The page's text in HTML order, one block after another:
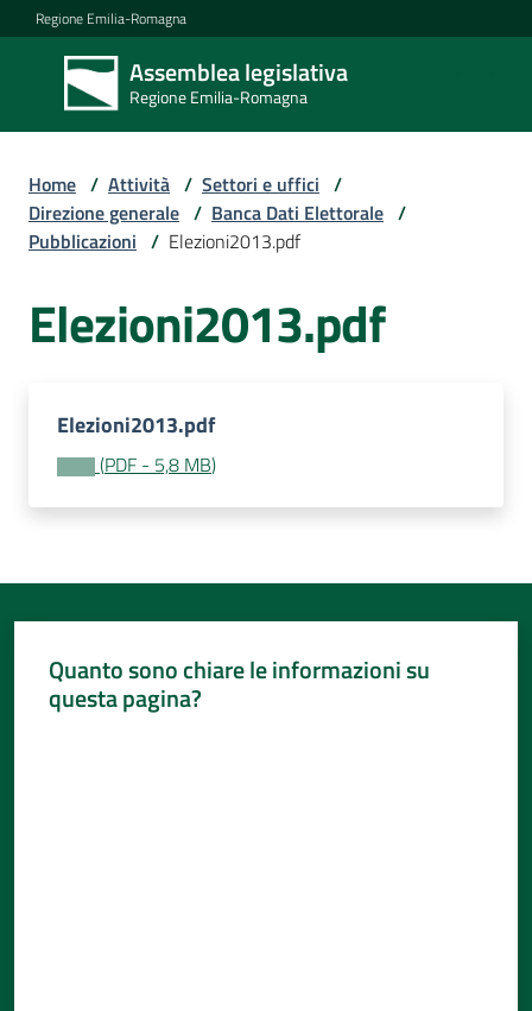
Vai al contenuto
Vai alla navigazione
Vai al footer
Regione Emilia-Romagna
Assemblea legislativa
Regione Emilia-Romagna
Assemblea
legislativa
Regione Emilia-
Assemblea
Attività
Argomenti
Per
cittadini
Home / Attività / Settori e uffici /
Direzione generale / Banca Dati Elettorale /
Pubblicazioni / Elezioni2013.pdf
Elezioni2013.pdf
Elezioni2013.pdf
(PDF - 5,8 MB)
Quanto sono chiare le informazioni su
questa pagina?